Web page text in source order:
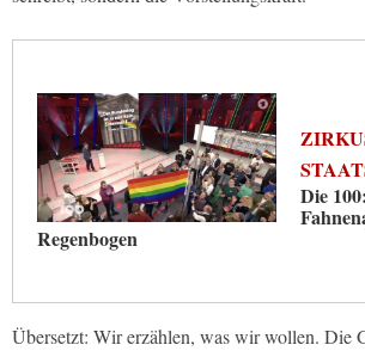
Die
Regenbogen
Übersetzt: Wir erzählen, was wir wollen. Die